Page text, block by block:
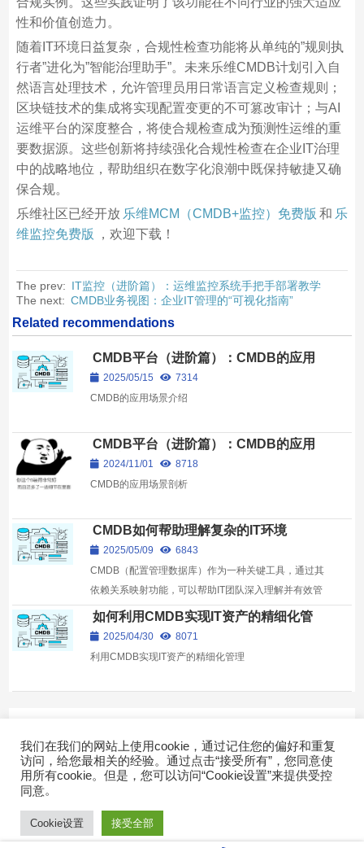
性和价值创造力。
随着IT环境日益复杂，合规性检查功能将从单纯的”规则执
行者”进化为”智能治理助手”。未来乐维CMDB计划引入自
然语言处理技术，允许管理员用日常语言定义检查规则；
区块链技术的集成将实现配置变更的不可篡改审计；与AI
运维平台的深度整合，将使合规检查成为预测性运维的重
要数据源。这些创新将持续强化合规性检查在企业IT治理
中的战略地位，帮助组织在数字化浪潮中既保持敏捷又确
保合规。
乐维社区已经开放 乐维MCM（CMDB+监控）免费版 和 乐
维监控免费版
，欢迎下载！
The prev: IT监控（进阶篇）：运维监控系统手把手部署教学
The next: CMDB业务视图：企业IT管理的“可视化指南”
Related recommendations
CMDB平台（进阶篇）：CMDB的应用
场景剖析
2025/05/15
7314
CMDB的应用场景介绍
CMDB平台（进阶篇）：CMDB的应用
场景剖析
2024/11/01
8718
CMDB的应用场景剖析
CMDB如何帮助理解复杂的IT环境
2025/05/09
6843
CMDB（配置管理数据库）作为一种关键工具，通过其
依赖关系映射功能，可以帮助IT团队深入理解并有效管
理这些复杂的IT环境。
如何利用CMDB实现IT资产的精细化管
理？2025/04/30
8071
利用CMDB实现IT资产的精细化管理
快速导航
首页
17007026号-2
我们在我们的网站上使用cookie，通过记住您的偏好和重复
访问，给您最相关的经验。通过点击“接受所有”，您同意使
用所有cookie。但是，您可以访问“Cookie设置”来提供受控
同意。
Cookie设置 接受全部